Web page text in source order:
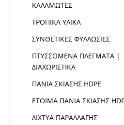
ΚΑΛΑΜΩΤΕΣ
ΤΡΟΠΙΚΑ ΥΛΙΚΑ
ΣΥΝΘΕΤΙΚΕΣ ΦΥΛΛΩΣΙΕΣ
ΠΤΥΣΣΟΜΕΝΑ ΠΛΕΓΜΑΤΑ |
ΔΙΑΧΩΡΙΣΤΙΚΑ
ΠΑΝΙΑ ΣΚΙΑΣΗΣ HDPE
ΕΤΟΙΜΑ ΠΑΝΙΑ ΣΚΙΑΣΗΣ
ΔΙΧΤΥΑ ΠΑΡΑΛΛΑΓΗΣ